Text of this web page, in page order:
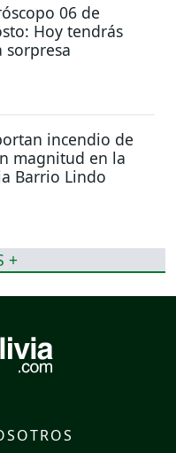
06 de
Hoy tendrás
sorpresa
incendio de
magnitud en la
Barrio Lindo
+